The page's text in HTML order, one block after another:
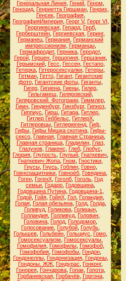
Генеральная Линия Гений Геном
Геноцид, Генриетта Гиршман, Генрих
Генсек, География,
ГеографияИмперия, Георг V, Георг VI
Георгиевская, Гепард, Герб,
Герберштейн Гергиевская Геринг,
Германец Германия Германский
импрессионизм
Германцы,
Гермафродит, Герника Геродот,
Герой, Герцен, Герцогиня, Гершаник,
Герымский, Гесс Гессен, Гестапо,
Гетерка Гетеросексуалки Гетеры
Гетман, Гетто, Гигант, Гигантские
фото, Гигантские фоты, Гиганты,
Гигер, Гигиена, Гиены, Гилер,
Гильгамеш
Гиляровский,
Гиляровский. Фотограии, Гиммлер,
Гимн, Гинденбург, Гинзбург, Гипноз,
Гиппиус
Гирш Гитара Гитлер
Гитлер Геббельс
ГитлерХ
Гитлеровцы, Гитлерюгенд, Гиф,
Гифы, Гифы Мишка скотина, Гифы-
сексо Главная Главная Страница
Главная страница, Гладилин, Глаз,
Глазунов, Глакенс Глеб, Глобус
Глория Глупость Глупый Гнаткевич
Гнаткевич-Жопа Гном Гностики
Гнусы, Гнусь, Гоблин, Говно,
Говнозащитники Говноёб Говядина
Гоген ГогенХ Гоголб Гоголь Год
семьи Годарр Годовщина
Годовщина Путина, Годовщина-1
Годой, Гойя, ГойяХ, Гол, Голандия,
Голая, Голая обезьяна, Голд, Голда,
Голивуд, Голикова, Голицын,
Голландия Голливуд Головин
Головина Голод Голодомор
Голосование Голубой Голубь
Голышев Гольбейн Гольциус Гомо
Гомосексуализм
Гомосексуалы
Гомофилия, Гомофилы, Гомофоб,
Гомофобия Гомофобы Гондон
Гондонеллы, Гондонизация, Гондоны,
Гондоны. ЖЖ Гондурас Гонконг,
Гонорея, Гончарова, Гопак, Гопота,
Горбаневская, Горбачёв, Горгона,